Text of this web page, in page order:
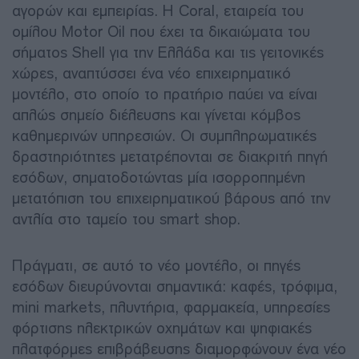
αγορών και εμπειρίας. Η Coral, εταιρεία του
ομίλου Motor Oil που έχει τα δικαιώματα του
σήματος Shell για την Ελλάδα και τις γειτονικές
χώρες, αναπτύσσει ένα νέο επιχειρηματικό
μοντέλο, στο οποίο το πρατήριο παύει να είναι
απλώς σημείο διέλευσης και γίνεται κόμβος
καθημερινών υπηρεσιών. Οι συμπληρωματικές
δραστηριότητες μετατρέπονται σε διακριτή πηγή
εσόδων, σηματοδοτώντας μία ισορροπημένη
μετατόπιση του επιχειρηματικού βάρους από την
αντλία στο ταμείο του smart shop.
Πράγματι, σε αυτό το νέο μοντέλο, οι πηγές
εσόδων διευρύνονται σημαντικά: καφές, τρόφιμα,
mini markets, πλυντήρια, φαρμακεία, υπηρεσίες
φόρτισης ηλεκτρικών οχημάτων και ψηφιακές
πλατφόρμες επιβράβευσης διαμορφώνουν ένα νέο